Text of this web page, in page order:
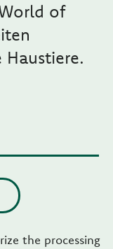
of
the processing